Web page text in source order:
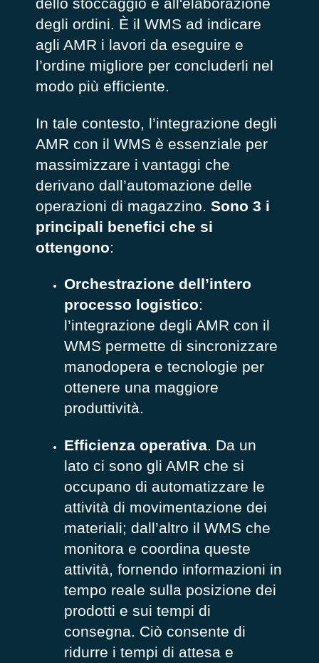
dello stoccaggio e all'elaborazione
degli ordini. È il WMS ad indicare
agli AMR i lavori da eseguire e
l’ordine migliore per concluderli nel
modo più efficiente.
In tale contesto, l’integrazione degli
AMR con il WMS è essenziale per
massimizzare i vantaggi che
derivano dall’automazione delle
operazioni di magazzino. Sono 3 i
principali benefici che si
ottengono:
Orchestrazione dell’intero
processo logistico:
l’integrazione degli AMR con il
WMS permette di sincronizzare
manodopera e tecnologie per
ottenere una maggiore
produttività.
Efficienza operativa . Da un
lato ci sono gli AMR che si
occupano di automatizzare le
attività di movimentazione dei
materiali; dall’altro il WMS che
monitora e coordina queste
attività, fornendo informazioni in
tempo reale sulla posizione dei
prodotti e sui tempi di
consegna. Ciò consente di
ridurre i tempi di attesa e